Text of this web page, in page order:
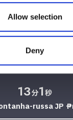
Allow selection
Deny
13分1秒
russa JP →